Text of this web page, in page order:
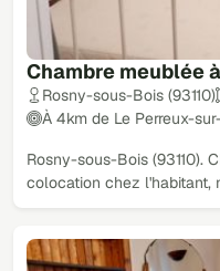
Chambre meublée
Rosny-sous-Bois (93110)
À 4km de Le Perreux-
Rosny-sous-Bois (93110).
colocation chez l'habitant,